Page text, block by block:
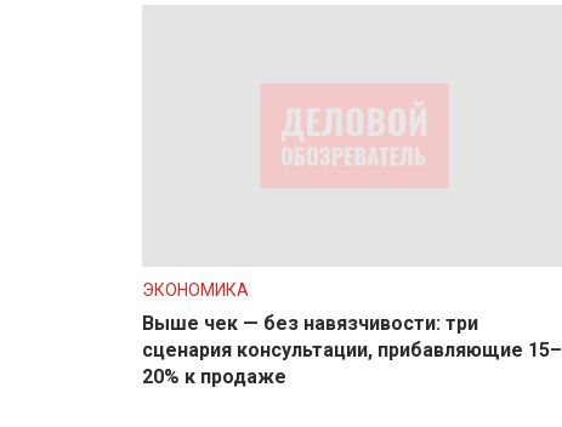
ЭКОНОМИКА
Выше чек — без навязчивости: три
сценария консультации, прибавляющие 15–
20% к продаже